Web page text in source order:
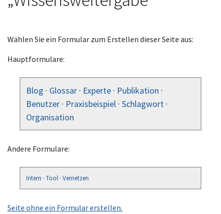
Wechseln zu:Navigation, Suche
Wählen Sie ein Formular zum Erstellen dieser Seite aus:
Hauptformulare:
Blog · Glossar · Experte · Publikation ·
Benutzer · Praxisbeispiel · Schlagwort ·
Organisation
Andere Formulare:
Intern · Tool · Vernetzen
Seite ohne ein Formular erstellen.